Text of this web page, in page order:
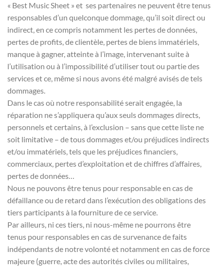
« Best Music Sheet » et ses partenaires ne peuvent être tenus
responsables d’un quelconque dommage, qu’il soit direct ou
indirect, en ce compris notamment les pertes de données,
pertes de profits, de clientèle, pertes de biens immatériels,
manque à gagner, atteinte à l’image, intervenant suite à
l’utilisation ou à l’impossibilité d’utiliser tout ou partie des
services et ce, même si nous avons été malgré avisés de tels
dommages.
Dans le cas où notre responsabilité serait engagée, la
réparation ne s’appliquera qu’aux seuls dommages directs,
personnels et certains, à l’exclusion – sans que cette liste ne
soit limitative – de tous dommages et/ou préjudices indirects
et/ou immatériels, tels que les préjudices financiers,
commerciaux, pertes d’exploitation et de chiffres d’affaires,
pertes de données…
Nous ne pouvons être tenus pour responsable en cas de
défaillance ou de retard dans l’exécution des obligations des
tiers participants à la fourniture de ce service.
Par ailleurs, ni ces tiers, ni nous-même ne pourrons être
tenus pour responsables en cas de survenance de faits
indépendants de notre volonté et notamment en cas de force
majeure (guerre, acte des autorités civiles ou militaires,